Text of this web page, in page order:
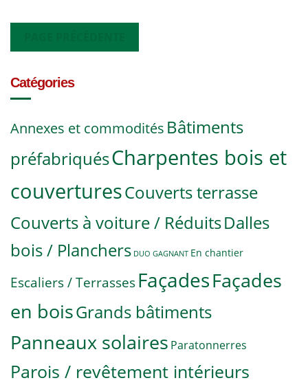
Catégories
Annexes et commodités Bâtiments
préfabriquésCharpentes bois et
couverturesCouverts terrasse
Couverts à voiture / RéduitsDalles
bois / Planchers DUO GAGNANT En chantier
Escaliers / Terrasses FaçadesFaçades
en boisGrands bâtiments
Panneaux solaires Paratonnerres
Parois / revêtement intérieurs